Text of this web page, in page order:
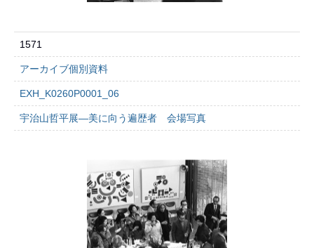
1571
アーカイブ個別資料
EXH_K0260P0001_06
宇治山哲平展―美に向う遍歴者 会場写真